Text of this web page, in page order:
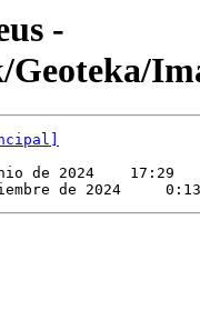
-
de 2024    17:29
de 2024